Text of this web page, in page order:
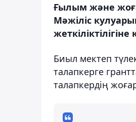
Ғылым және
Мәжіліс
Биыл мектеп
талапкерге
талапкердің